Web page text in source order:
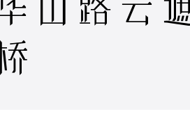
山路云